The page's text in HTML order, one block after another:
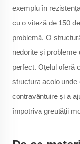
exemplu în
cu o viteză de 150
problemă. O
nedorite și probleme
perfect. Oțelul oferă
structura acolo unde
contravântuire și a
împotriva greutății